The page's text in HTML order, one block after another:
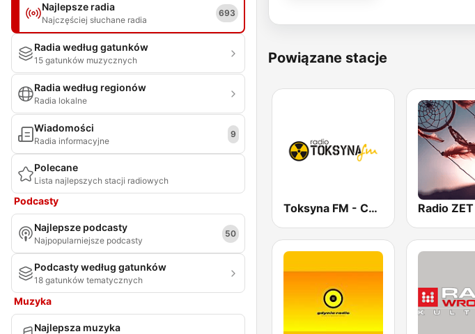
Najlepsze radia
Najczęściej słuchane radia
693
Radia według gatunków
15 gatunków muzycznych
Radia według regionów
Radia lokalne
Wiadomości
Radia informacyjne
9
Polecane
Lista najlepszych stacji radiowych
Podcasty
Najlepsze podcasty
Najpopularniejsze podcasty
50
Podcasty według gatunków
18 gatunków tematycznych
Muzyka
Najlepsza muzyka
Powiązane stacje
Toksyna FM - Chillout & More